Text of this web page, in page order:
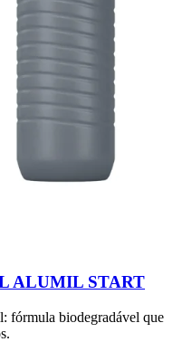
ALUMIL START
fórmula biodegradável que